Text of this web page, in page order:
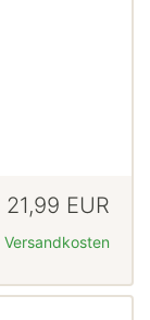
21,99 EUR
Versandkosten